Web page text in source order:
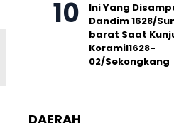
Ini Yang
Dandim 1628/
barat Saat
Koramil1628-
02/Sekongkang
DAERAH